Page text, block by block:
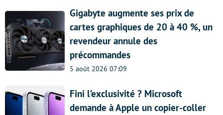
Gigabyte augmente ses prix de
cartes graphiques de 20 à 40 %, un
revendeur annule des
précommandes
5 août 2026 07:09
Fini l’exclusivité ? Microsoft
demande à Apple un copier-coller